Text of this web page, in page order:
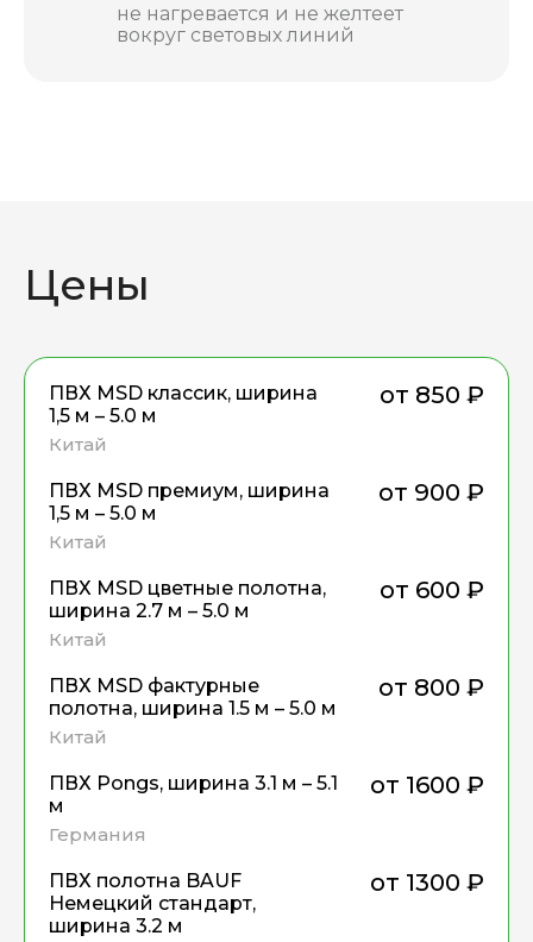
не нагревается и не желтеет
вокруг световых линий
Цены
ПВХ MSD классик, ширина
1,5 м – 5.0 м
Китай
от 850 ₽
ПВХ MSD премиум, ширина
1,5 м – 5.0 м
Китай
от 900 ₽
ПВХ MSD цветные полотна,
ширина 2.7 м – 5.0 м
Китай
от 600 ₽
ПВХ MSD фактурные
полотна, ширина 1.5 м – 5.0 м
Китай
от 800 ₽
ПВХ Pongs, ширина 3.1 м – 5.1
м
Германия
от 1600 ₽
ПВХ полотна BAUF
Немецкий стандарт,
ширина 3.2 м
от 1300 ₽